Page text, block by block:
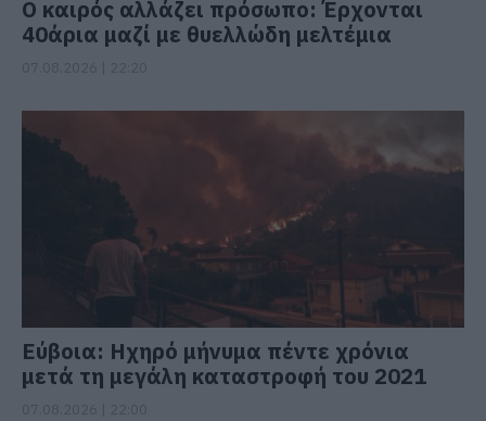
Ο καιρός αλλάζει πρόσωπο: Έρχονται
40άρια μαζί με θυελλώδη μελτέμια
Εύβοια: Ηχηρό μήνυμα πέντε χρόνια
μετά τη μεγάλη καταστροφή του 2021